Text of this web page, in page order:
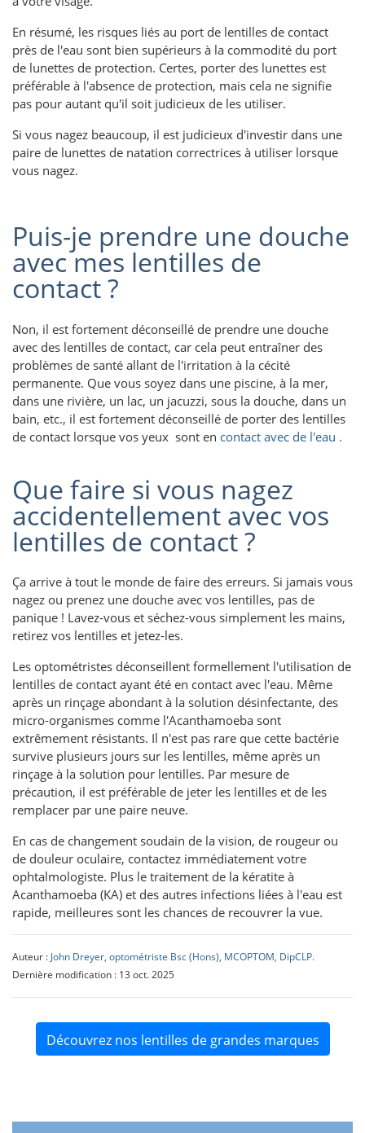
En résumé, les risques liés au port de lentilles de contact
près de l'eau sont bien supérieurs à la commodité du port
de lunettes de protection. Certes, porter des lunettes est
préférable à l'absence de protection, mais cela ne signifie
pas pour autant qu'il soit judicieux de les utiliser.
Si vous nagez beaucoup, il est judicieux d'investir dans une
paire de lunettes de natation correctrices à utiliser lorsque
vous nagez.
Puis-je prendre une douche
avec mes lentilles de
contact ?
Non, il est fortement déconseillé de prendre une douche
avec des lentilles de contact, car cela peut entraîner des
problèmes de santé allant de l'irritation à la cécité
permanente. Que vous soyez dans une piscine, à la mer,
dans une rivière, un lac, un jacuzzi, sous la douche, dans un
bain, etc., il est fortement déconseillé de porter des lentilles
de contact lorsque vos yeux sont en contact avec de l'eau .
Que faire si vous nagez
accidentellement avec vos
lentilles de contact ?
Ça arrive à tout le monde de faire des erreurs. Si jamais vous
nagez ou prenez une douche avec vos lentilles, pas de
panique ! Lavez-vous et séchez-vous simplement les mains,
retirez vos lentilles et jetez-les.
Les optométristes déconseillent formellement l'utilisation de
lentilles de contact ayant été en contact avec l'eau. Même
après un rinçage abondant à la solution désinfectante, des
micro-organismes comme l'Acanthamoeba sont
extrêmement résistants. Il n'est pas rare que cette bactérie
survive plusieurs jours sur les lentilles, même après un
rinçage à la solution pour lentilles. Par mesure de
précaution, il est préférable de jeter les lentilles et de les
remplacer par une paire neuve.
En cas de changement soudain de la vision, de rougeur ou
de douleur oculaire, contactez immédiatement votre
ophtalmologiste. Plus le traitement de la kératite à
Acanthamoeba (KA) et des autres infections liées à l'eau est
rapide, meilleures sont les chances de recouvrer la vue.
Auteur : John Dreyer, optométriste Bsc (Hons), MCOPTOM, DipCLP.
Dernière modification : 13 oct. 2025
Découvrez nos lentilles de grandes marques